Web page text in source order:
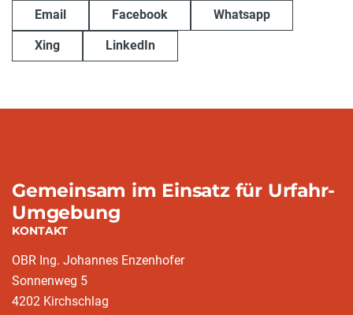
Email Facebook Whatsapp
Xing LinkedIn
Gemeinsam im Einsatz für Urfahr-
Umgebung
KONTAKT
OBR Ing. Johannes Enzenhofer
Sonnenweg 5
4202 Kirchschlag